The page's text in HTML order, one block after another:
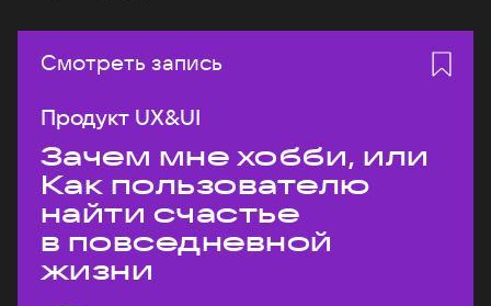
Смотреть запись
Продукт UX&UI
Зачем мне хобби, или
Как пользователю
найти счастье
в повседневной
жизни